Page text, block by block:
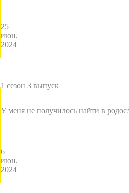
25
июн.
2024
1 сезон 3 выпуск
У меня не получилось найти в
6
июн.
2024